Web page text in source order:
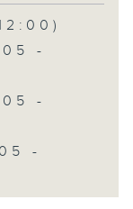
-
-
-